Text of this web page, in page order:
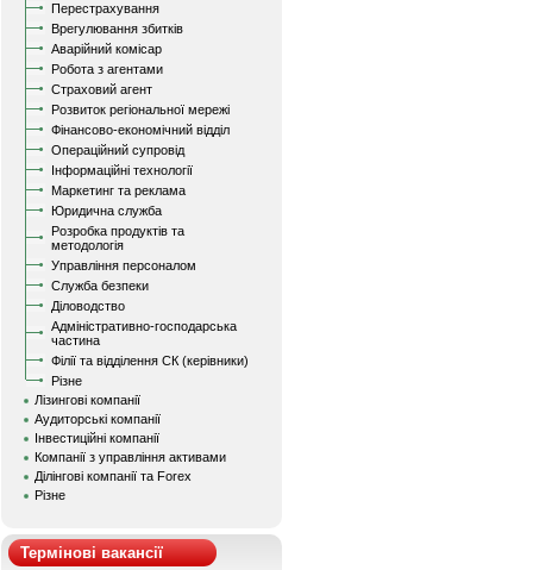
Перестрахування
Врегулювання збитків
Аварійний комісар
Робота з агентами
Страховий агент
Розвиток регіональної мережі
Фінансово-економічний відділ
Операційний супровід
Інформаційні технології
Маркетинг та реклама
Юридична служба
Розробка продуктів та
методологія
Управління персоналом
Служба безпеки
Діловодство
Адміністративно-господарська
частина
Філії та відділення СК (керівники)
Різне
Лізингові компанії
Аудиторські компанії
Інвестиційні компанії
Компанії з управління активами
Ділінгові компанії та Forex
Різне
Термінові вакансії